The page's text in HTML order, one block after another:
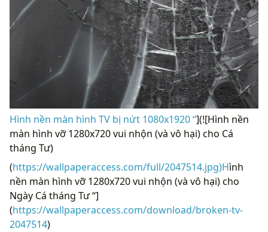
Hình nền màn hình TV bị nứt 1080x1920 “](![Hình nền
màn hình vỡ 1280x720 vui nhộn (và vô hại) cho Cá
tháng Tư)
(https://wallpaperaccess.com/full/2047514.jpg)Hình
nền màn hình vỡ 1280x720 vui nhộn (và vô hại) cho
Ngày Cá tháng Tư “]
(https://wallpaperaccess.com/download/broken-tv-
2047514)